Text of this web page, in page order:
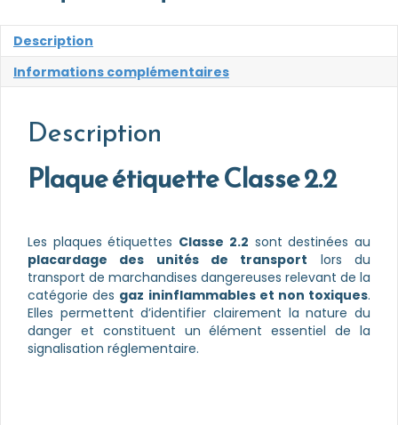
Description
Informations complémentaires
Description
Plaque étiquette Classe 2.2
Les plaques étiquettes Classe 2.2 sont destinées au
placardage des unités de transport lors du
transport de marchandises dangereuses relevant de la
catégorie des gaz ininflammables et non toxiques.
Elles permettent d’identifier clairement la nature du
danger et constituent un élément essentiel de la
signalisation réglementaire.